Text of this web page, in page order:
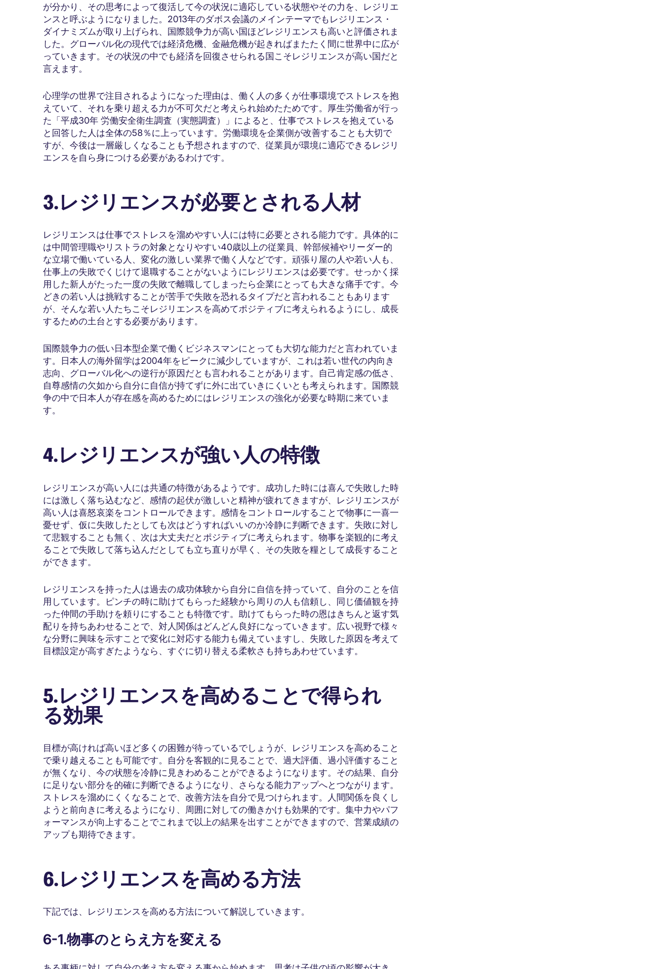
が分かり、その思考によって復活して今の状況に適応している状態やその力を、レジリエ
ンスと呼ぶようになりました。2013年のダボス会議のメインテーマでもレジリエンス・
ダイナミズムが取り上げられ、国際競争力が高い国ほどレジリエンスも高いと評価されま
した。グローバル化の現代では経済危機、金融危機が起きればまたたく間に世界中に広が
っていきます。その状況の中でも経済を回復させられる国こそレジリエンスが高い国だと
言えます。
心理学の世界で注目されるようになった理由は、働く人の多くが仕事環境でストレスを抱
えていて、それを乗り超える力が不可欠だと考えられ始めたためです。厚生労働省が行っ
た「平成30年 労働安全衛生調査（実態調査）」によると、仕事でストレスを抱えている
と回答した人は全体の58％に上っています。労働環境を企業側が改善することも大切で
すが、今後は一層厳しくなることも予想されますので、従業員が環境に適応できるレジリ
エンスを自ら身につける必要があるわけです。
3.レジリエンスが必要とされる人材
レジリエンスは仕事でストレスを溜めやすい人には特に必要とされる能力です。具体的に
は中間管理職やリストラの対象となりやすい40歳以上の従業員、幹部候補やリーダー的
な立場で働いている人、変化の激しい業界で働く人などです。頑張り屋の人や若い人も、
仕事上の失敗でくじけて退職することがないようにレジリエンスは必要です。せっかく採
用した新人がたった一度の失敗で離職してしまったら企業にとっても大きな痛手です。今
どきの若い人は挑戦することが苦手で失敗を恐れるタイプだと言われることもあります
が、そんな若い人たちこそレジリエンスを高めてポジティブに考えられるようにし、成長
するための土台とする必要があります。
国際競争力の低い日本型企業で働くビジネスマンにとっても大切な能力だと言われていま
す。日本人の海外留学は2004年をピークに減少していますが、これは若い世代の内向き
志向、グローバル化への逆行が原因だとも言われることがあります。自己肯定感の低さ、
自尊感情の欠如から自分に自信が持てずに外に出ていきにくいとも考えられます。国際競
争の中で日本人が存在感を高めるためにはレジリエンスの強化が必要な時期に来ていま
す。
4.レジリエンスが強い人の特徴
レジリエンスが高い人には共通の特徴があるようです。成功した時には喜んで失敗した時
には激しく落ち込むなど、感情の起伏が激しいと精神が疲れてきますが、レジリエンスが
高い人は喜怒哀楽をコントロールできます。感情をコントロールすることで物事に一喜一
憂せず、仮に失敗したとしても次はどうすればいいのか冷静に判断できます。失敗に対し
て悲観することも無く、次は大丈夫だとポジティブに考えられます。物事を楽観的に考え
ることで失敗して落ち込んだとしても立ち直りが早く、その失敗を糧として成長すること
ができます。
レジリエンスを持った人は過去の成功体験から自分に自信を持っていて、自分のことを信
用しています。ピンチの時に助けてもらった経験から周りの人も信頼し、同じ価値観を持
った仲間の手助けを頼りにすることも特徴です。助けてもらった時の恩はきちんと返す気
配りを持ちあわせることで、対人関係はどんどん良好になっていきます。広い視野で様々
な分野に興味を示すことで変化に対応する能力も備えていますし、失敗した原因を考えて
目標設定が高すぎたようなら、すぐに切り替える柔軟さも持ちあわせています。
5.レジリエンスを高めることで得られ
る効果
目標が高ければ高いほど多くの困難が待っているでしょうが、レジリエンスを高めること
で乗り越えることも可能です。自分を客観的に見ることで、過大評価、過小評価すること
が無くなり、今の状態を冷静に見きわめることができるようになります。その結果、自分
に足りない部分を的確に判断できるようになり、さらなる能力アップへとつながります。
ストレスを溜めにくくなることで、改善方法を自分で見つけられます。人間関係を良くし
ようと前向きに考えるようになり、周囲に対しての働きかけも効果的です。集中力やパフ
ォーマンスが向上することでこれまで以上の結果を出すことができますので、営業成績の
アップも期待できます。
6.レジリエンスを高める方法
下記では、レジリエンスを高める方法について解説していきます。
6-1.物事のとらえ方を変える